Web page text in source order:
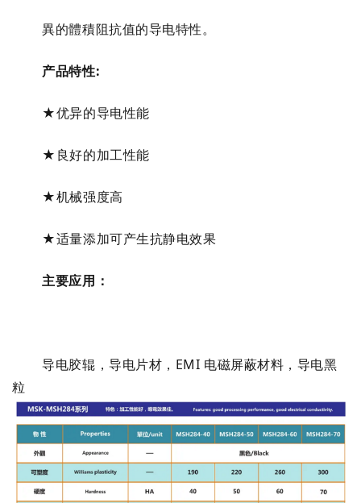
異的體積阻抗值的导电特性。
产品特性:
★优异的导电性能
★良好的加工性能
★机械强度高
★适量添加可产生抗静电效果
主要应用：
导电胶辊，导电片材，EMI 电磁屏蔽材料，导电黑
粒